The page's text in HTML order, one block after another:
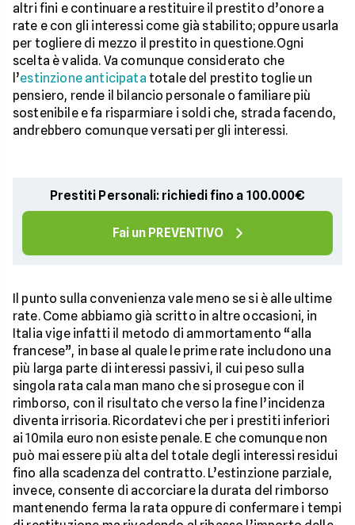
altri fini e continuare a restituire il prestito d’onore a
rate e con gli interessi come già stabilito; oppure usarla
per togliere di mezzo il prestito in questione.Ogni
scelta è valida. Va comunque considerato che
l’estinzione anticipata totale del prestito toglie un
pensiero, rende il bilancio personale o familiare più
sostenibile e fa risparmiare i soldi che, strada facendo,
andrebbero comunque versati per gli interessi.
Prestiti Personali: richiedi fino a 100.000€
Fai un PREVENTIVO
Il punto sulla convenienza vale meno se si è alle ultime
rate. Come abbiamo già scritto in altre occasioni, in
Italia vige infatti il metodo di ammortamento “alla
francese”, in base al quale le prime rate includono una
più larga parte di interessi passivi, il cui peso sulla
singola rata cala man mano che si prosegue con il
rimborso, con il risultato che verso la fine l’incidenza
diventa irrisoria. Ricordatevi che per i prestiti inferiori
ai 10mila euro non esiste penale. E che comunque non
può mai essere più alta del totale degli interessi residui
fino alla scadenza del contratto. L’estinzione parziale,
invece, consente di accorciare la durata del rimborso
mantenendo ferma la rata oppure di confermare i tempi